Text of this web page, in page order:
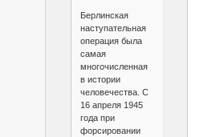
Берлинская
наступательная
операция была
самая
многочисленная
в истории
человечества. С
16 апреля 1945
года при
форсировании